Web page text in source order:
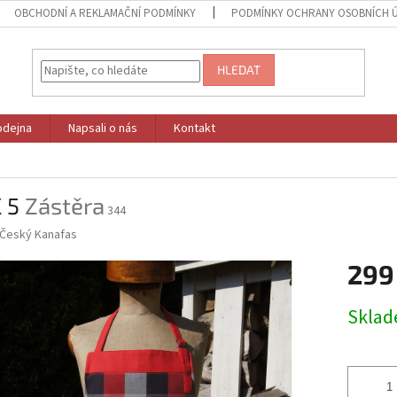
OBCHODNÍ A REKLAMAČNÍ PODMÍNKY PODMÍNKY OCHRANY OSOBNÍCH
HLEDAT
Napsali o nás
Kontakt
5 Zástěra 344
Český Kanafas
cena: